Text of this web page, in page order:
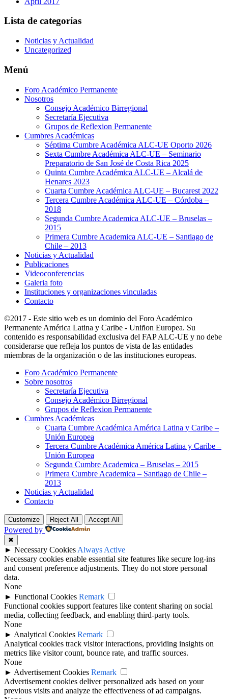
Lista de categorías
Noticias y Actualidad
Uncategorized
Menú
Foro Académico Permanente
Nosotros
Consejo Académico Birregional
Secretaría Ejecutiva
Grupos de Reflexion Permanente
Cumbres Académicas
Séptima Cumbre Académica ALC-UE Oporto 2026
Sexta Cumbre Académica ALC-UE – Seminario
Preparatorio de San José de Costa Rica 2025
Quinta Cumbre Académica ALC-UE – Alcalá de
Henares 2023
Cuarta Cumbre Académica ALC-UE – Bucarest 2022
Tercera Cumbre Académica ALC-UE – Córdoba –
2018
Segunda Cumbre Academica ALC-UE – Bruselas –
2015
Primera Cumbre Academica ALC-UE – Santiago de
Chile – 2013
Noticias y Actualidad
Publicaciones
Videoconferencias
Galeria foto
Instituciones y organizaciones vinculadas
Contacto
©2017 - Este sitio web es un dominio del Foro Académico
Permanente América Latina y Caribe - Uniñon Europea. Su
contenido es responsabilidad exclusiva del FAP ALC-UE y no debe
considerarse que refleja los puntos de vista de las entidades
miembras de la organización o de las instituciones europeas.
Foro Académico Permanente
Sobre nosotros
Secretaría Ejecutiva
Consejo Académico Birregional
Grupos de Reflexion Permanente
Cumbres Académicas
Cuarta Cumbre Académica América Latina y Caribe –
Unión Europea
Tercera Cumbre Académica América Latina y Caribe –
Unión Europea
Segunda Cumbre Academica – Bruselas – 2015
Primera Cumbre Academica – Santiago de Chile –
2013
Noticias y Actualidad
Contacto
Customize Reject All Accept All
Powered by
✖
► Necessary Cookies Always Active
Necessary cookies enable essential site features like secure log-ins
and consent preference adjustments. They do not store personal
data.
None
► Functional Cookies Remark
Functional cookies support features like content sharing on social
media, collecting feedback, and enabling third-party tools.
None
► Analytical Cookies Remark
Analytical cookies track visitor interactions, providing insights on
metrics like visitor count, bounce rate, and traffic sources.
None
► Advertisement Cookies Remark
Advertisement cookies deliver personalized ads based on your
previous visits and analyze the effectiveness of ad campaigns.